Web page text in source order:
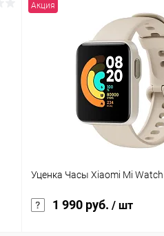
Акция
Уценка Часы Xiaomi Mi
1 990 руб. / шт